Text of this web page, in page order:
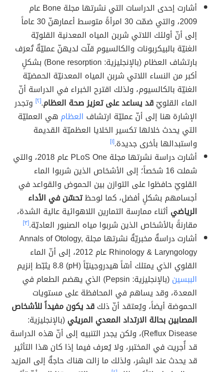
أشارت إحدى الدراسات التي نشرتها مجلة Bone عام
2009، والتي ضمّت 30 امرأةً متوسط أعمارهنّ 30 عاماً
إلى أنّ أولئك اللاتي شربن المياه المعدنية القلويّة
الغنيّة بالبيكربونات والكالسيوم قلّت لديهنّ عمليّةٌ تُعرَف
بارتشاف العظام (بالإنجليزية: Bone resorption) بشكلٍ
أكبر من النساء اللاتي شربن المياه المعدنيّة الحمضيّة
الغنيّة بالكالسيوم، ولذلك اقترح الخبراء في الدراسة أنّ
الماء القلويّقد يساعد على تعزيز صحة العظام.[٢] وتجدر
الإشارة هنا إلى أنّ عمليّة ارتشاف العظام هي العمليّة
التي يحدث خلالها تكسير الخلايا العظميّة القديمة
واستبدالها بأخرى جديدة.[١]
أشارت دراسة نشرتها مجلة PLoS One عام 2018، والتي
شملت 16 شخصاً؛ إلى الأشخاص الذين شربوا الماء
القلويّ حافظوا على التوازن بين الحموض والقواعد في
أجسامهم بشكلٍ أفضل، كما لوحظتحسّن في الأداء
الرياضي أثناء ممارسة التمارين اللاهوائية عالية الشدة،
مقارنةً بالأشخاص الذين شربوا مياه الصنبور العاديّة.[٣]
أشارت دراسةٌ مخبريّةٌ نشرتها مجلة Annals of Otology,
Rhinology & Laryngology عام 2012، إلى أنّ الماء
القلوي الذي يمتلك أسّاً هيدروجينيّاً (pH) 8.8 يثبّط إنزيم
الببسين
(بالإنجليزية: Pepsin) الذي يهضم الطعام في
المعدة، وقد يساهم في المحافظة على مستويات
الحموضة أيضاً، ويُعتقد أنّ ذلكقد يكون مفيداً للأشخاص
المصابين بحالة الارتداد المعدي المريئي(بالإنجليزية:
Reflux Disease)، ولكن يجدر التنبيه إلى أنّ هذه الدراسة
قد أُجريت في المختبر، ولا يُعرف فيما إذا كان هذا التأثير
قد يحدث عند البشر، ولذلك ما زالت هناك حاجةٌ إلى المزيد